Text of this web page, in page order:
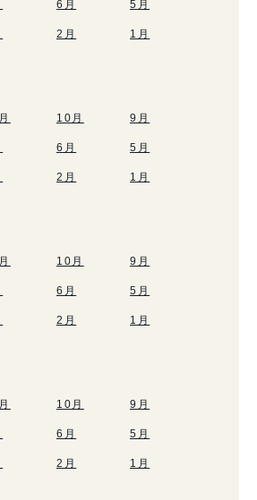
6月 5月
2月 1月
10月 9月
6月 5月
2月 1月
10月 9月
6月 5月
2月 1月
10月 9月
6月 5月
2月 1月